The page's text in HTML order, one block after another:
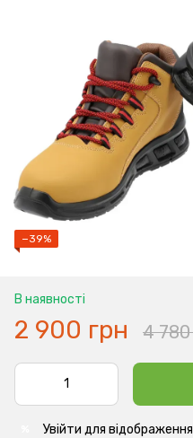
−39%
В наявності
2 900 грн 4 780
Увійти для